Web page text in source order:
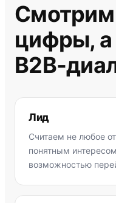
Смотрим
цифры, а
B2B-
Лид
Считаем не любое
понятным
возможностью